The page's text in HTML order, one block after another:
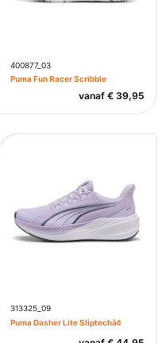
400877_03
Puma Fun Racer Scribble
vanaf € 39,95
313325_09
Puma Dasher Lite Sliptechâ¢